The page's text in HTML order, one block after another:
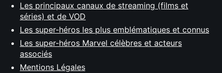
Les principaux canaux de streaming (films et
séries) et de VOD
Les super-héros les plus emblématiques et connus
Les super-héros Marvel célèbres et acteurs
associés
Mentions Légales